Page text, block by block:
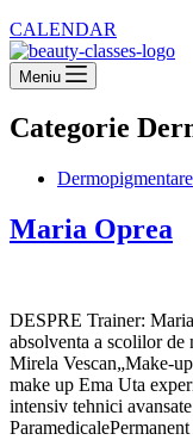
CALENDAR
Meniu
Categorie
Dermopigmentare
Maria Oprea
DESPRE Trainer:
absolventa a scolilor
Mirela Vescan„Make-
make up Ema Uta
intensiv tehnici